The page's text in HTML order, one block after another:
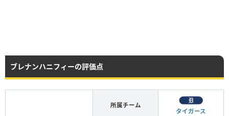
ブレナンハニフィーの評価点
所属チーム
タイガース